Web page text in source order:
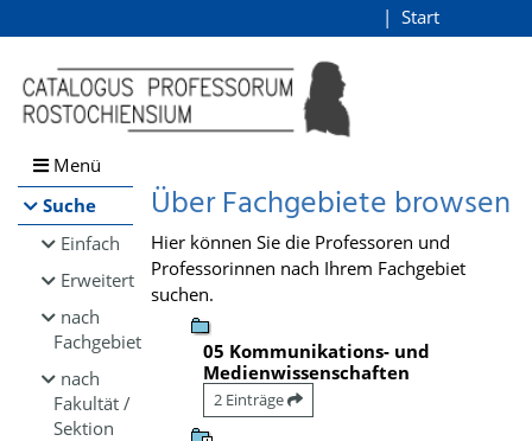
Browsen
direkt zum Inhalt
Start
Menü
Suche
Einfach
Erweitert
nach
Fachgebiet
nach
Fakultät /
Sektion
Über Fachgebiete browsen
Hier können Sie die Professoren und
Professorinnen nach Ihrem Fachgebiet
suchen.
05 Kommunikations- und
Medienwissenschaften
2 Einträge